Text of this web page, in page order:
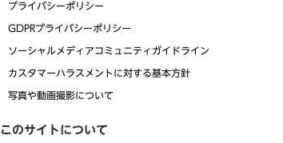
プライバシーポリシー
GDPRプライバシーポリシー
ソーシャルメディアコミュニティガイドライン
カスタマーハラスメントに対する基本方針
写真や動画撮影について
このサイトについて